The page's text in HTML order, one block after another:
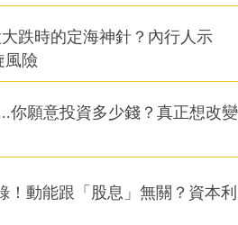
跌時的定海神針？內行人示
風險
你願意投資多少錢？真正想改變
！動能跟「股息」無關？資本利